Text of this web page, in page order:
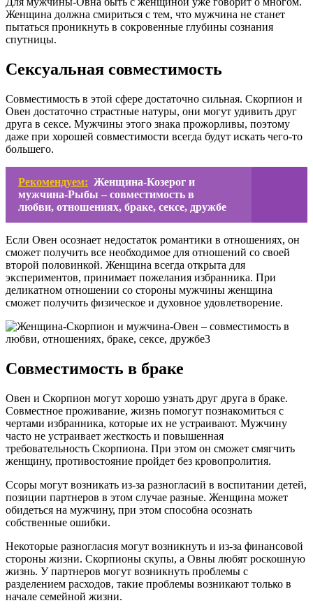
Женщина должна смириться с тем, что мужчина не станет
пытаться проникнуть в сокровенные глубины сознания
спутницы.
Сексуальная совместимость
Совместимость в этой сфере достаточно сильная. Скорпион и
Овен достаточно страстные натуры, они могут удивить друг
друга в сексе. Мужчины этого знака прожорливы, поэтому
даже при хорошей совместимости всегда будут искать чего-то
большего.
Рекомендуем: Женщина-Козерог и
мужчина-Рыбы – совместимость в
любви, отношениях, браке, сексе, дружбе
Если Овен осознает недостаток романтики в отношениях, он
сможет получить все необходимое для отношений со своей
второй половинкой. Женщина всегда открыта для
экспериментов, принимает пожелания избранника. При
деликатном отношении со стороны мужчины женщина
сможет получить физическое и духовное удовлетворение.
Совместимость в браке
Овен и Скорпион могут хорошо узнать друг друга в браке.
Совместное проживание, жизнь помогут познакомиться с
чертами избранника, которые их не устраивают. Мужчину
часто не устраивает жесткость и повышенная
требовательность Скорпиона. При этом он сможет смягчить
женщину, противостояние пройдет без кровопролития.
Ссоры могут возникать из-за разногласий в воспитании детей,
позиции партнеров в этом случае разные. Женщина может
обидеться на мужчину, при этом способна осознать
собственные ошибки.
Некоторые разногласия могут возникнуть и из-за финансовой
стороны жизни. Скорпионы скупы, а Овны любят роскошную
жизнь. У партнеров могут возникнуть проблемы с
разделением расходов, такие проблемы возникают только в
начале семейной жизни.